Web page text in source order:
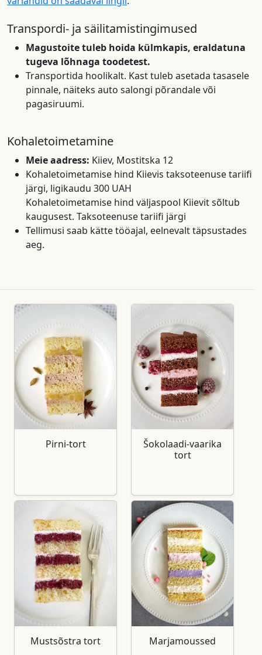
Transpordi- ja säilitamistingimused
Magustoite tuleb hoida külmkapis, eraldatuna
tugeva lõhnaga toodetest.
Transportida hoolikalt. Kast tuleb asetada tasasele
pinnale, näiteks auto salongi põrandale või
pagasiruumi.
Kohaletoimetamine
Meie aadress: Kiiev, Mostitska 12
Kohaletoimetamise hind Kiievis taksoteenuse tariifi
järgi, ligikaudu 300 UAH
Kohaletoimetamise hind väljaspool Kiievit sõltub
kaugusest. Taksoteenuse tariifi järgi
Tellimusi saab kätte tööajal, eelnevalt täpsustades
aeg.
Pirni-tort
Šokolaadi-vaarika
tort
Mustsõstra tort Marjamoussed